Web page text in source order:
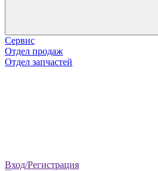
Сервис
Отдел продаж
Отдел запчастей
Вход/Регистрация